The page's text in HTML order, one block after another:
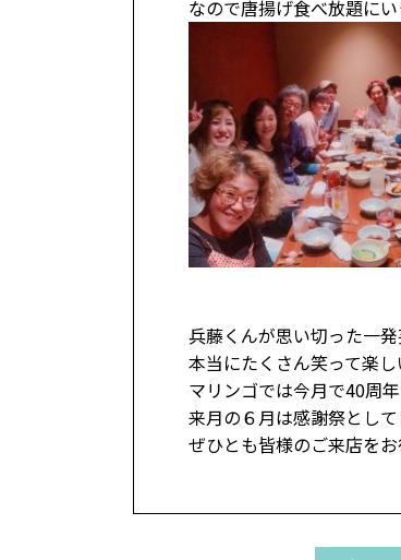
なので唐揚げ食べ放題に
兵藤くんが思い切った一
本当にたくさん笑って楽
マリンゴでは今月で40周年
来月の６月は感謝祭とし
ぜひとも皆様のご来店を